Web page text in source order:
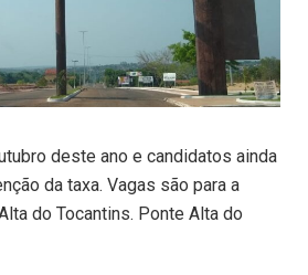
deste ano e candidatos ainda
da taxa. Vagas são para a
do Tocantins. Ponte Alta do